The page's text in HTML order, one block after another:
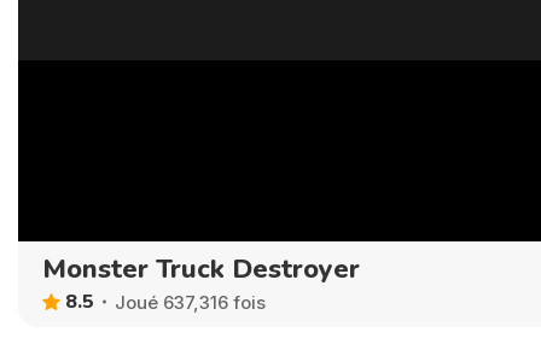
Monster Truck Destroyer
8.5 Joué 637,316 fois